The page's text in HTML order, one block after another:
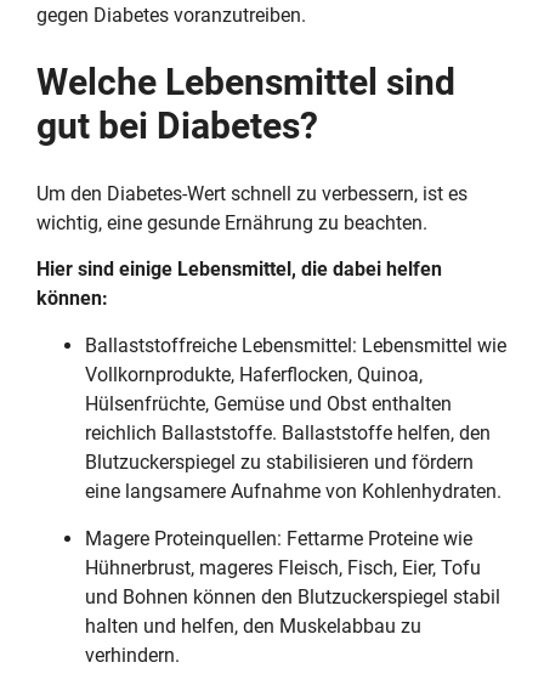
gegen Diabetes voranzutreiben.
Welche Lebensmittel sind
gut bei Diabetes?
Um den Diabetes-Wert schnell zu verbessern, ist es
wichtig, eine gesunde Ernährung zu beachten.
Hier sind einige Lebensmittel, die dabei helfen
können:
Ballaststoffreiche Lebensmittel: Lebensmittel wie
Vollkornprodukte, Haferflocken, Quinoa,
Hülsenfrüchte, Gemüse und Obst enthalten
reichlich Ballaststoffe. Ballaststoffe helfen, den
Blutzuckerspiegel zu stabilisieren und fördern
eine langsamere Aufnahme von Kohlenhydraten.
Magere Proteinquellen: Fettarme Proteine wie
Hühnerbrust, mageres Fleisch, Fisch, Eier, Tofu
und Bohnen können den Blutzuckerspiegel stabil
halten und helfen, den Muskelabbau zu
verhindern.